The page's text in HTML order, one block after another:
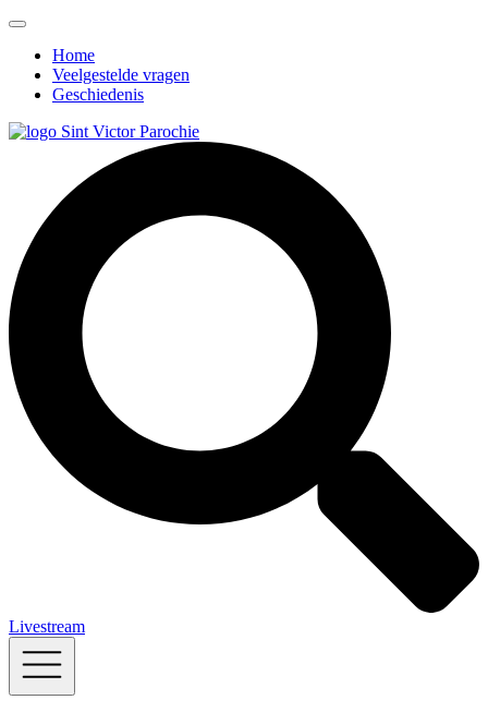
Home
Veelgestelde vragen
Geschiedenis
Livestream